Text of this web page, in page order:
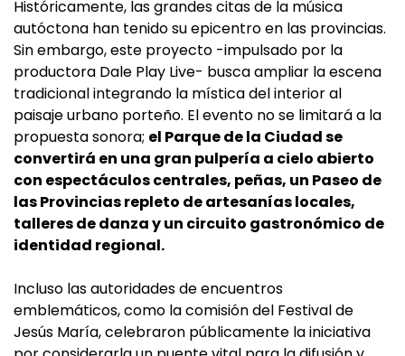
Históricamente, las grandes citas de la música
autóctona han tenido su epicentro en las provincias.
Sin embargo, este proyecto -impulsado por la
productora Dale Play Live- busca ampliar la escena
tradicional integrando la mística del interior al
paisaje urbano porteño. El evento no se limitará a la
propuesta sonora; el Parque de la Ciudad se
convertirá en una gran pulpería a cielo abierto
con espectáculos centrales, peñas, un Paseo de
las Provincias repleto de artesanías locales,
talleres de danza y un circuito gastronómico de
identidad regional.
Incluso las autoridades de encuentros
emblemáticos, como la comisión del Festival de
Jesús María, celebraron públicamente la iniciativa